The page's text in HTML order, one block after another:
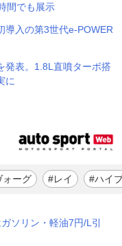
間でも展示
導入の第3世代e-POWER
発表。1.8L直噴ターボ搭
に
ォーグ #レイ #ハイ
ソリン・軽油7円/L引